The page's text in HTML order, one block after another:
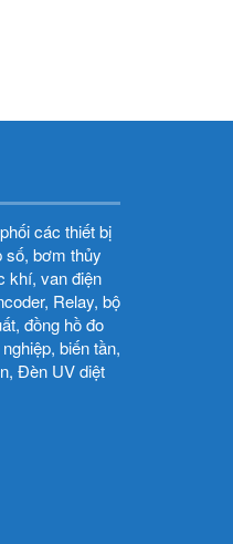
các thiết bị
số, bơm thủy
khí, van điện
Relay, bộ
đồng hồ đo
biến tần,
Đèn UV diệt